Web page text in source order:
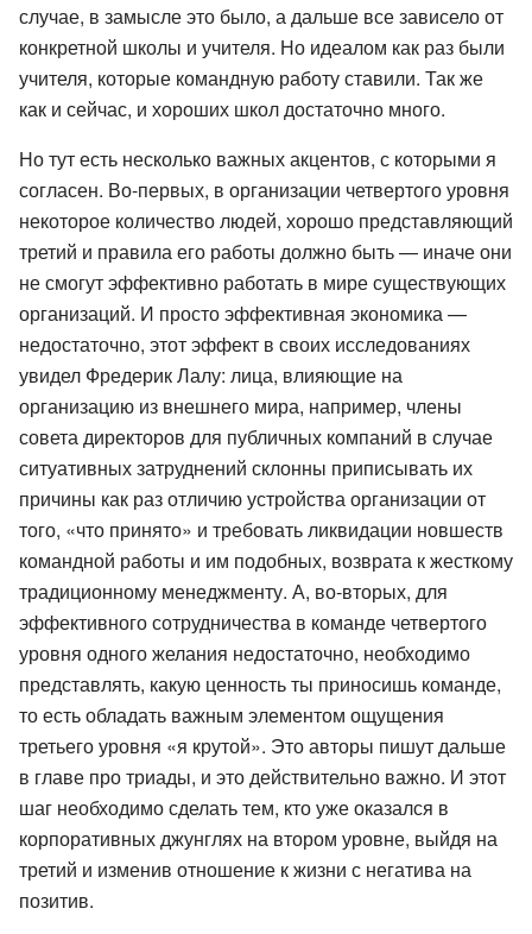
случае, в замысле это было, а дальше все зависело от
конкретной школы и учителя. Но идеалом как раз были
учителя, которые командную работу ставили. Так же
как и сейчас, и хороших школ достаточно много.
Но тут есть несколько важных акцентов, с которыми я
согласен. Во-первых, в организации четвертого уровня
некоторое количество людей, хорошо представляющий
третий и правила его работы должно быть — иначе они
не смогут эффективно работать в мире существующих
организаций. И просто эффективная экономика —
недостаточно, этот эффект в своих исследованиях
увидел Фредерик Лалу: лица, влияющие на
организацию из внешнего мира, например, члены
совета директоров для публичных компаний в случае
ситуативных затруднений склонны приписывать их
причины как раз отличию устройства организации от
того, «что принято» и требовать ликвидации новшеств
командной работы и им подобных, возврата к жесткому
традиционному менеджменту. А, во-вторых, для
эффективного сотрудничества в команде четвертого
уровня одного желания недостаточно, необходимо
представлять, какую ценность ты приносишь команде,
то есть обладать важным элементом ощущения
третьего уровня «я крутой». Это авторы пишут дальше
в главе про триады, и это действительно важно. И этот
шаг необходимо сделать тем, кто уже оказался в
корпоративных джунглях на втором уровне, выйдя на
третий и изменив отношение к жизни с негатива на
позитив.